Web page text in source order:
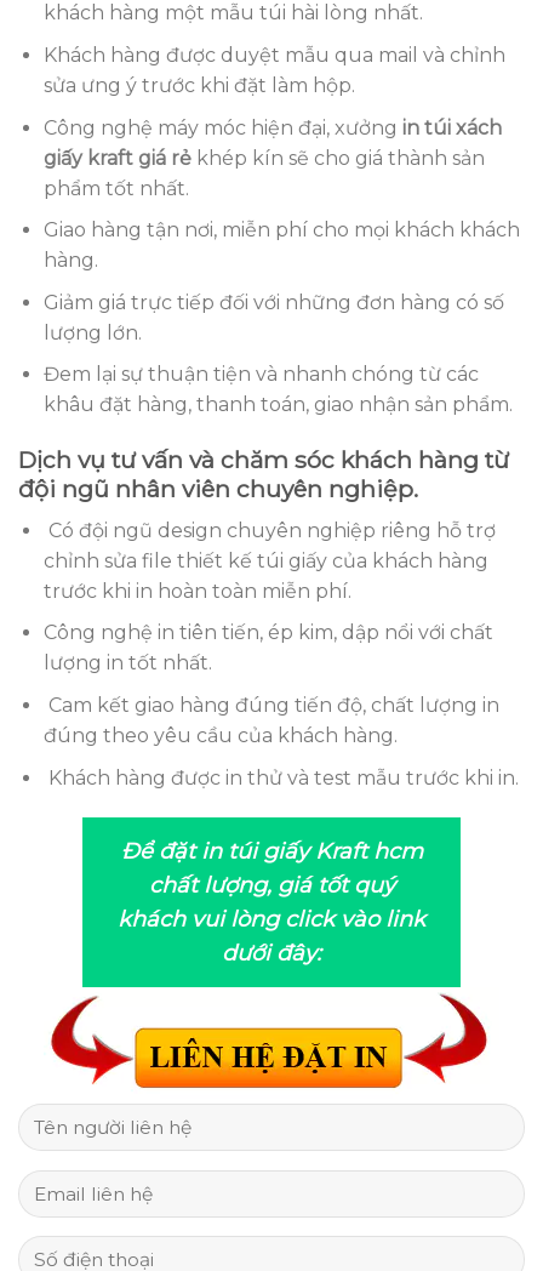
khách hàng một mẫu túi hài lòng nhất.
Khách hàng được duyệt mẫu qua mail và chỉnh
sửa ưng ý trước khi đặt làm hộp.
Công nghệ máy móc hiện đại, xưởng in túi xách
giấy kraft giá rẻkhép kín sẽ cho giá thành sản
phẩm tốt nhất.
Giao hàng tận nơi, miễn phí cho mọi khách khách
hàng.
Giảm giá trực tiếp đối với những đơn hàng có số
lượng lớn.
Đem lại sự thuận tiện và nhanh chóng từ các
khâu đặt hàng, thanh toán, giao nhận sản phẩm.
Dịch vụ tư vấn và chăm sóc khách hàng từ
đội ngũ nhân viên chuyên nghiệp.
Có đội ngũ design chuyên nghiệp riêng hỗ trợ
chỉnh sửa file thiết kế túi giấy của khách hàng
trước khi in hoàn toàn miễn phí.
Công nghệ in tiên tiến, ép kim, dập nổi với chất
lượng in tốt nhất.
Cam kết giao hàng đúng tiến độ, chất lượng in
đúng theo yêu cầu của khách hàng.
Khách hàng được in thử và test mẫu trước khi in.
Để đặt in túi giấy Kraft hcm
chất lượng, giá tốt quý
khách vui lòng click vào link
dưới đây: